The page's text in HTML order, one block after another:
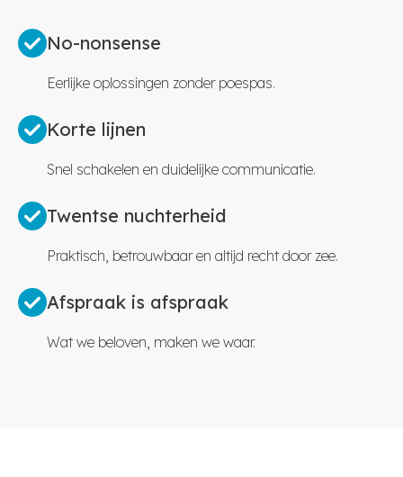
No-nonsense
Eerlijke oplossingen zonder poespas.
Korte lijnen
Snel schakelen en duidelijke communicatie.
Twentse nuchterheid
Praktisch, betrouwbaar en altijd recht door zee.
Afspraak is afspraak
Wat we beloven, maken we waar.